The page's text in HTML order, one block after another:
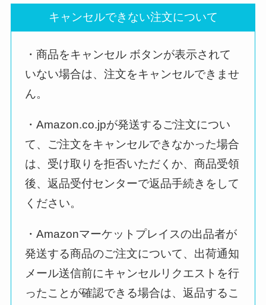
キャンセルできない注文について
・商品をキャンセル ボタンが表示されて
いない場合は、注文をキャンセルできませ
ん。
・Amazon.co.jpが発送するご注文につい
て、ご注文をキャンセルできなかった場合
は、受け取りを拒否いただくか、商品受領
後、返品受付センターで返品手続きをして
ください。
・Amazonマーケットプレイスの出品者が
発送する商品のご注文について、出荷通知
メール送信前にキャンセルリクエストを行
ったことが確認できる場合は、返品するこ